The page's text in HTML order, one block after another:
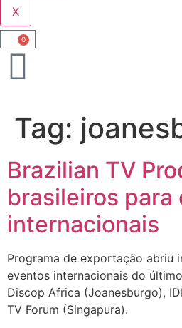
X
0
Tag:
Brazilian TV
brasileiros para
internacionais
Programa de exportação abriu
eventos internacionais do
Discop Africa (Joanesburgo),
TV Forum (Singapura).